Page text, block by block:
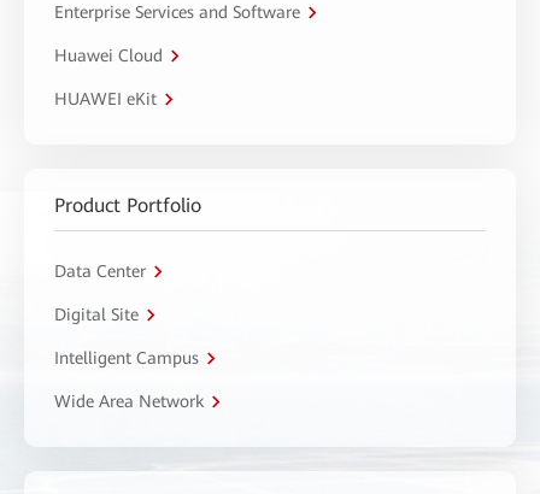
Enterprise Services and Software
Huawei Cloud
HUAWEI eKit
Product Portfolio
Data Center
Digital Site
Intelligent Campus
Wide Area Network